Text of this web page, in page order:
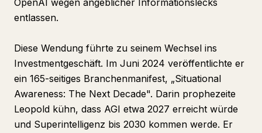
OpenAI wegen angeblicher Informationslecks
entlassen.
Diese Wendung führte zu seinem Wechsel ins
Investmentgeschäft. Im Juni 2024 veröffentlichte er
ein 165-seitiges Branchenmanifest, „Situational
Awareness: The Next Decade". Darin prophezeite
Leopold kühn, dass AGI etwa 2027 erreicht würde
und Superintelligenz bis 2030 kommen werde. Er